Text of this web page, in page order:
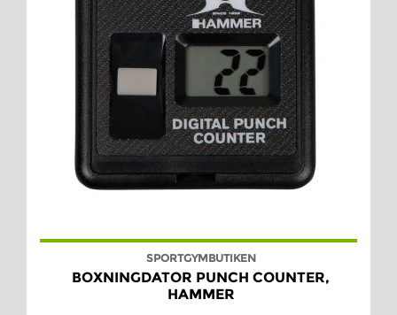
SPORTGYMBUTIKEN
BOXNINGDATOR PUNCH COUNTER,
HAMMER